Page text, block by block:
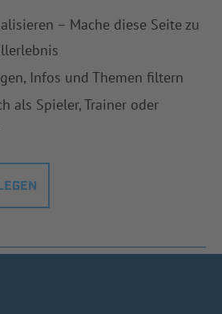
– Mache diese Seite zu
Infos und Themen filtern
als Spieler, Trainer oder